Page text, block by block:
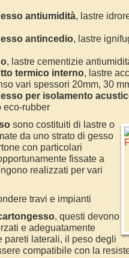
antiumidità, lastre
antincedio, lastre
, lastre cementizie
termico interno, lastre
vari spessori 20mm, 30
per isolamento
eco-rubber
sono costituiti di lastre o
da uno strato di gesso
con particolari
fissate a
realizzati per vari
travi e impianti
, questi devono
e adeguatamente
pareti laterali, il peso degli
compatibile con la